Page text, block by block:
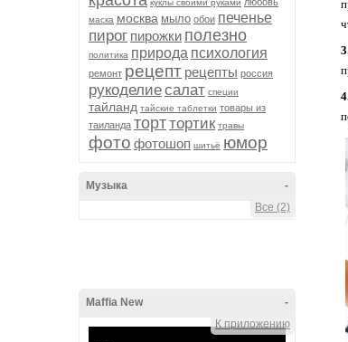
куклы своими руками
маска москва мыло обои печенье
пирог пирожки полезно
политика природа психология
ремонт рецепт рецепты россия
рукоделиесалат специи
тайланд тайские таблетки товары из
таиланда торттортик травы
фото фотошоп шитьё юмор
-
Музыка
Все (2)
-
Maffia New
К приложению